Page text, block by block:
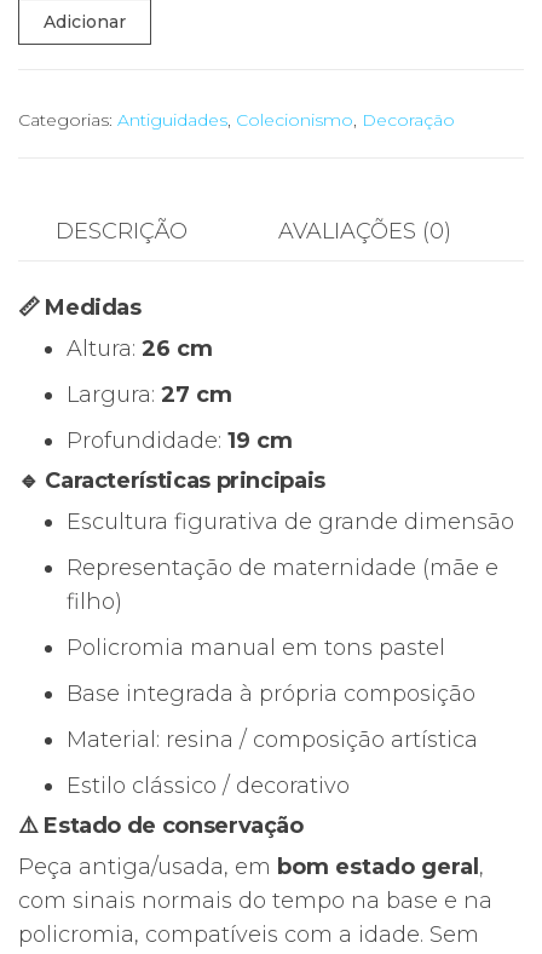
Quantidade
de
Escultura
Amamentar
Figura
Feminina
com
Adicionar
Categorias: Antiguidades, Colecionismo, Decoração
DESCRIÇÃO AVALIAÇÕES (0)
📏 Medidas
Altura: 26 cm
Largura: 27 cm
Profundidade: 19 cm
🔹 Características principais
Escultura figurativa de grande dimensão
Representação de maternidade (mãe e
filho)
Policromia manual em tons pastel
Base integrada à própria composição
Material: resina / composição artística
Estilo clássico / decorativo
⚠️ Estado de conservação
Peça antiga/usada, em bom estado geral ,
com sinais normais do tempo na base e na
policromia, compatíveis com a idade. Sem